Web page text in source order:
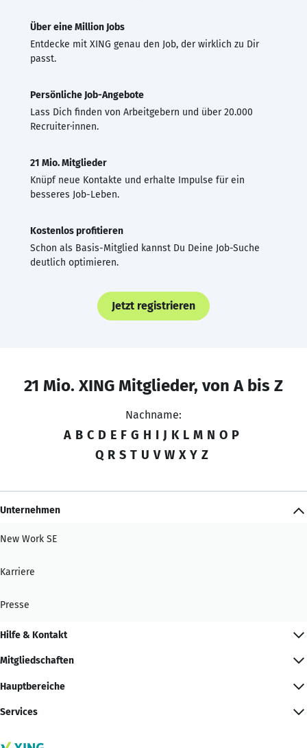
Über eine Million Jobs
Entdecke mit XING genau den Job, der wirklich zu Dir
passt.
Persönliche Job-Angebote
Lass Dich finden von Arbeitgebern und über 20.000
Recruiter·innen.
21 Mio. Mitglieder
Knüpf neue Kontakte und erhalte Impulse für ein
besseres Job-Leben.
Kostenlos profitieren
Schon als Basis-Mitglied kannst Du Deine Job-Suche
deutlich optimieren.
Jetzt registrieren
21 Mio. XING Mitglieder, von A bis Z
Nachname:
A B C D E F G H I J K L M N O P
Q R S T U V W X Y Z
Unternehmen
New Work SE
Karriere
Presse
Hilfe & Kontakt
Mitgliedschaften
Hauptbereiche
Services